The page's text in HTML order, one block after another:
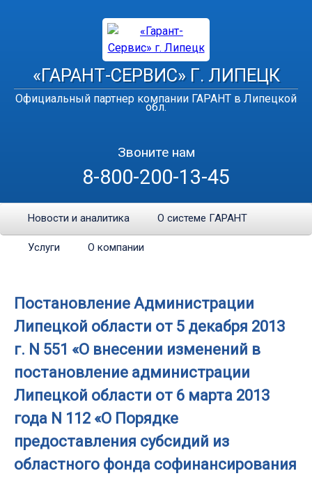
«ГАРАНТ-СЕРВИС» Г. ЛИПЕЦК
Официальный партнер компании ГАРАНТ в Липецкой
обл.
Звоните нам
8-800-200-13-45
Новости и аналитика О системе ГАРАНТ
Услуги О компании
Постановление Администрации
Липецкой области от 5 декабря 2013
г. N 551 «О внесении изменений в
постановление администрации
Липецкой области от 6 марта 2013
года N 112 «О Порядке
предоставления субсидий из
областного фонда софинансирования